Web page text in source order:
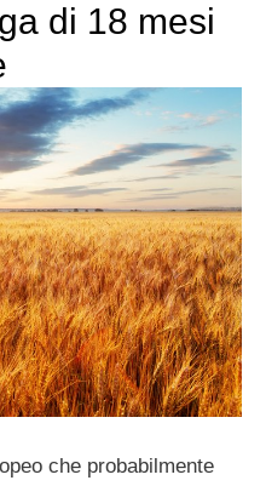
di 18 mesi
che probabilmente